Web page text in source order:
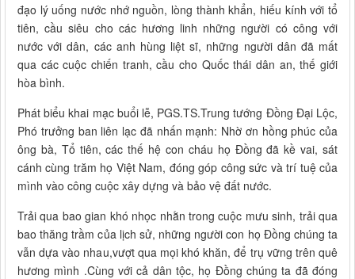
đạo lý uống nước nhớ nguồn, lòng thành khẩn, hiếu kính với tổ
tiên, cầu siêu cho các hương linh những người có công với
nước với dân, các anh hùng liệt sĩ, những người dân đã mất
qua các cuộc chiến tranh, cầu cho Quốc thái dân an, thế giới
hòa bình.
Phát biểu khai mạc buổi lễ, PGS.TS.Trung tướng Đồng Đại Lộc,
Phó trưởng ban liên lạc đã nhấn mạnh: Nhờ ơn hồng phúc của
ông bà, Tổ tiên, các thế hệ con cháu họ Đồng đã kề vai, sát
cánh cùng trăm họ Việt Nam, đóng góp công sức và trí tuệ của
mình vào công cuộc xây dựng và bảo vệ đất nước.
Trải qua bao gian khó nhọc nhằn trong cuộc mưu sinh, trải qua
bao thăng trầm của lịch sử, những người con họ Đồng chúng ta
vẫn dựa vào nhau,vượt qua mọi khó khăn, để trụ vững trên quê
hương mình .Cùng với cả dân tộc, họ Đồng chúng ta đã đóng